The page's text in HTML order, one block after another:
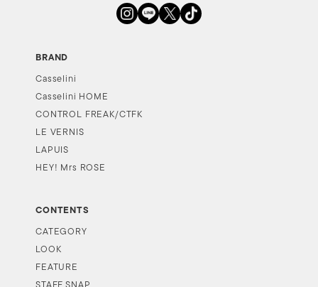
BRAND
Casselini
Casselini HOME
CONTROL FREAK/CTFK
LE VERNIS
LAPUIS
HEY! Mrs ROSE
CONTENTS
CATEGORY
LOOK
FEATURE